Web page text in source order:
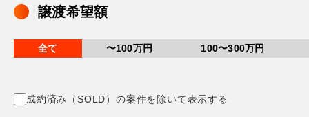
譲渡希望額
全て 〜100万円 100〜300万円
成約済み（SOLD）の案件を除いて表示する